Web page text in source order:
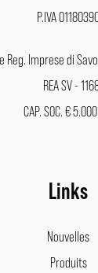
P.IVA
Reg. Imprese di
REA SV -
CAP. SOC. €
Links
Nouvelles
Produits